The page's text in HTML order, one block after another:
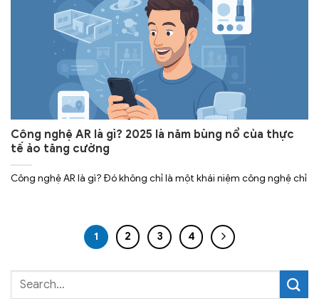
Công nghệ AR là gì? 2025 là năm bùng nổ của thực
tế ảo tăng cường
Công nghệ AR là gì? Đó không chỉ là một khái niệm công nghệ chỉ
1 2 3 4